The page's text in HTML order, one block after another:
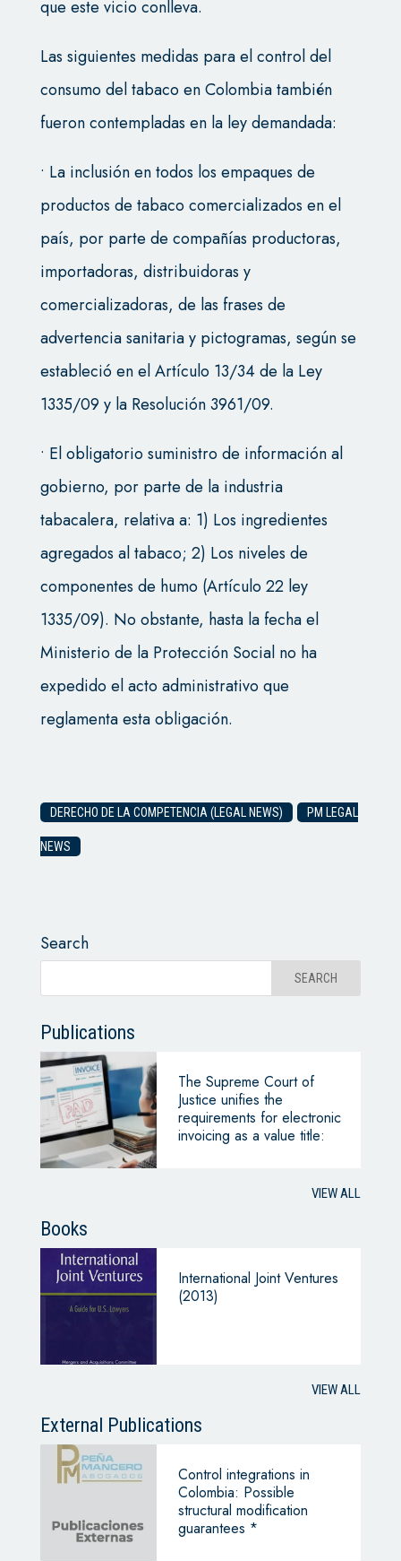
que este vicio conlleva.
Las siguientes medidas para el control del
consumo del tabaco en Colombia también
fueron contempladas en la ley demandada:
• La inclusión en todos los empaques de
productos de tabaco comercializados en el
país, por parte de compañías productoras,
importadoras, distribuidoras y
comercializadoras, de las frases de
advertencia sanitaria y pictogramas, según se
estableció en el Artículo 13/34 de la Ley
1335/09 y la Resolución 3961/09.
• El obligatorio suministro de información al
gobierno, por parte de la industria
tabacalera, relativa a: 1) Los ingredientes
agregados al tabaco; 2) Los niveles de
componentes de humo (Artículo 22 ley
1335/09). No obstante, hasta la fecha el
Ministerio de la Protección Social no ha
expedido el acto administrativo que
reglamenta esta obligación.
DERECHO DE LA COMPETENCIA (LEGAL NEWS) PM LEGAL
NEWS
Search
Publications
The Supreme Court of
Justice unifies the
requirements for electronic
invoicing as a value title:
VIEW ALL
Books
International Joint Ventures
(2013)
VIEW ALL
External Publications
Control integrations in
Colombia: Possible
structural modification
guarantees *